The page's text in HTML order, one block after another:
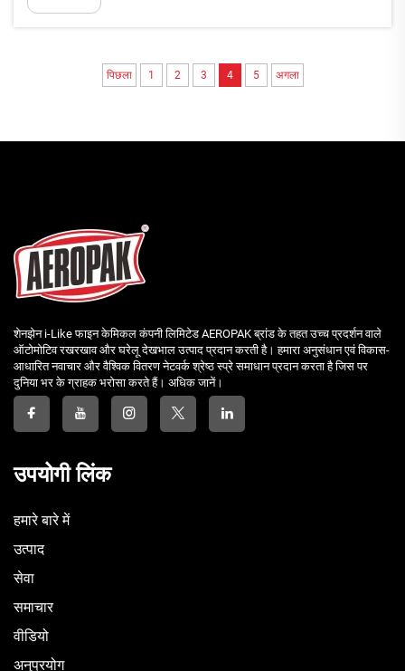
पिछला 1 2 3 4 5 अगला
शेनझेन i-Like फाइन केमिकल कंपनी लिमिटेड AEROPAK ब्रांड के तहत उच्च प्रदर्शन वाले
ऑटोमोटिव रखरखाव और घरेलू देखभाल उत्पाद प्रदान करती है। हमारा अनुसंधान एवं विकास-
आधारित नवाचार और वैश्विक वितरण नेटवर्क श्रेष्ठ स्प्रे समाधान प्रदान करता है जिस पर
दुनिया भर के ग्राहक भरोसा करते हैं। अधिक जानें।
उपयोगी लिंक
हमारे बारे में
उत्पाद
सेवा
समाचार
वीडियो
अनुप्रयोग